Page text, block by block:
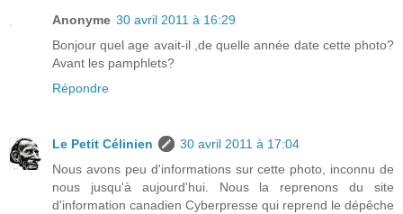
Anonyme 30 avril 2011 à 16:29
Bonjour quel age avait-il ,de quelle année date cette photo?
Avant les pamphlets?
Répondre
Le Petit Célinien
30 avril 2011 à 17:04
Nous avons peu d'informations sur cette photo, inconnu de
nous jusqu'à aujourd'hui. Nous la reprenons du site
d'information canadien Cyberpresse qui reprend le dépêche